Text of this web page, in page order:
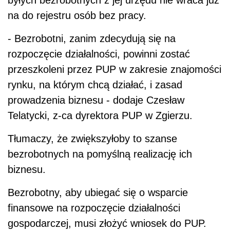
na do rejestru osób bez pracy.
- Bezrobotni, zanim zdecydują się na
rozpoczęcie działalności, powinni zostać
przeszkoleni przez PUP w zakresie znajomości
rynku, na którym chcą działać, i zasad
prowadzenia biznesu - dodaje Czesław
Telatycki, z-ca dyrektora PUP w Zgierzu.
Tłumaczy, że zwiększyłoby to szanse
bezrobotnych na pomyślną realizację ich
biznesu.
Bezrobotny, aby ubiegać się o wsparcie
finansowe na rozpoczęcie działalności
gospodarczej, musi złożyć wniosek do PUP.